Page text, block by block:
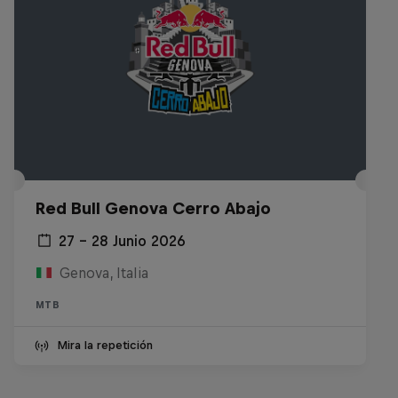
Red Bull Genova Cerro Abajo
27 – 28 Junio 2026
Genova, Italia
MTB
Mira la repetición